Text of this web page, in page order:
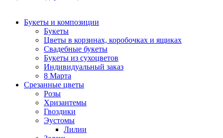
Букеты и композиции
Букеты
Цветы в корзинах, коробочках и ящиках
Свадебные букеты
Букеты из сухоцветов
Индивидуальный заказ
8 Марта
Срезанные цветы
Розы
Хризантемы
Гвоздики
Эустомы
Лилии